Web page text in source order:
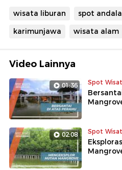
wisata liburan spot
karimunjawa
wisata alam
Video Lainnya
01:36 Spot
02:08 Spot